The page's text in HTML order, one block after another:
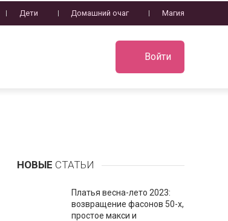
Дети Домашний очаг Магия
Войти
НОВЫЕ СТАТЬИ
Платья весна-лето 2023:
возвращение фасонов 50-х,
простое макси и